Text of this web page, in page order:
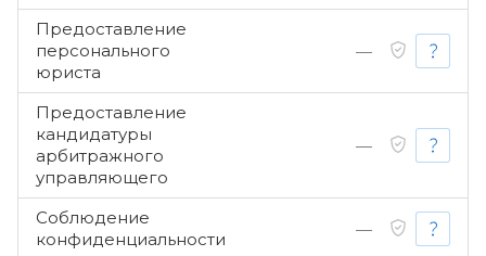
Предоставление
персонального
юриста
—
Предоставление
кандидатуры
арбитражного
управляющего
—
Соблюдение
конфиденциальности
—